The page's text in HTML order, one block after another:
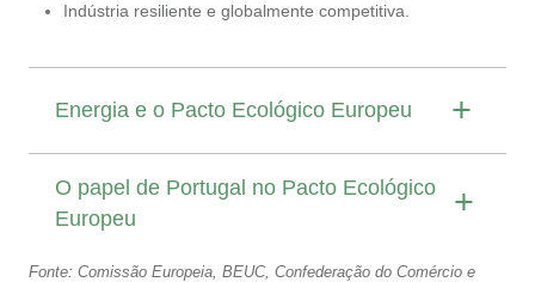
Indústria resiliente e globalmente competitiva.
Energia e o Pacto Ecológico Europeu
O papel de Portugal no Pacto Ecológico
Europeu
Fonte: Comissão Europeia, BEUC, Confederação do Comércio e